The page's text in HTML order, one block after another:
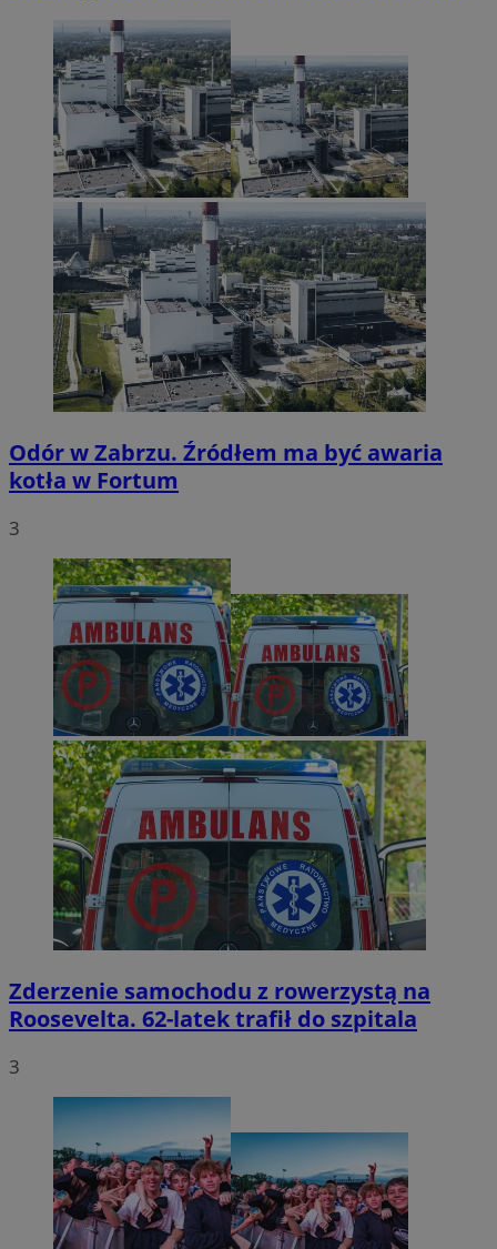
Odór w Zabrzu. Źródłem ma być awaria
kotła w Fortum
3
Zderzenie samochodu z rowerzystą na
Roosevelta. 62-latek trafił do szpitala
3